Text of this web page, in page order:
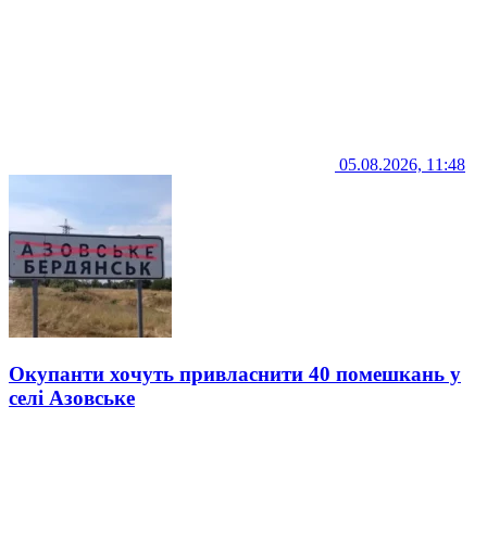
05.08.2026, 11:48
Окупанти хочуть привласнити 40 помешкань у
селі Азовське